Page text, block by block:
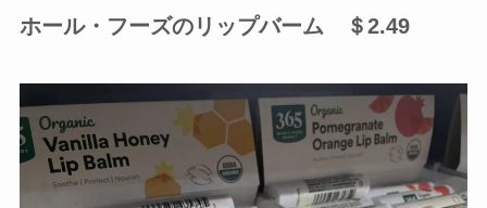
ホール・フーズのリップバーム ＄2.49